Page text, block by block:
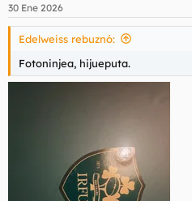
e
s
30 Ene 2026
Edelweiss rebuznó:
Fotoninjea, hijueputa.